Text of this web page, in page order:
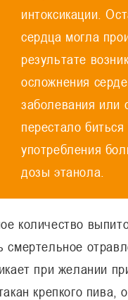
интоксикации.
сердца могла
результате
осложнения
заболевания или
перестало
употребления
дозы этанола.
количество
смертельное
при желании
крепкого пива,